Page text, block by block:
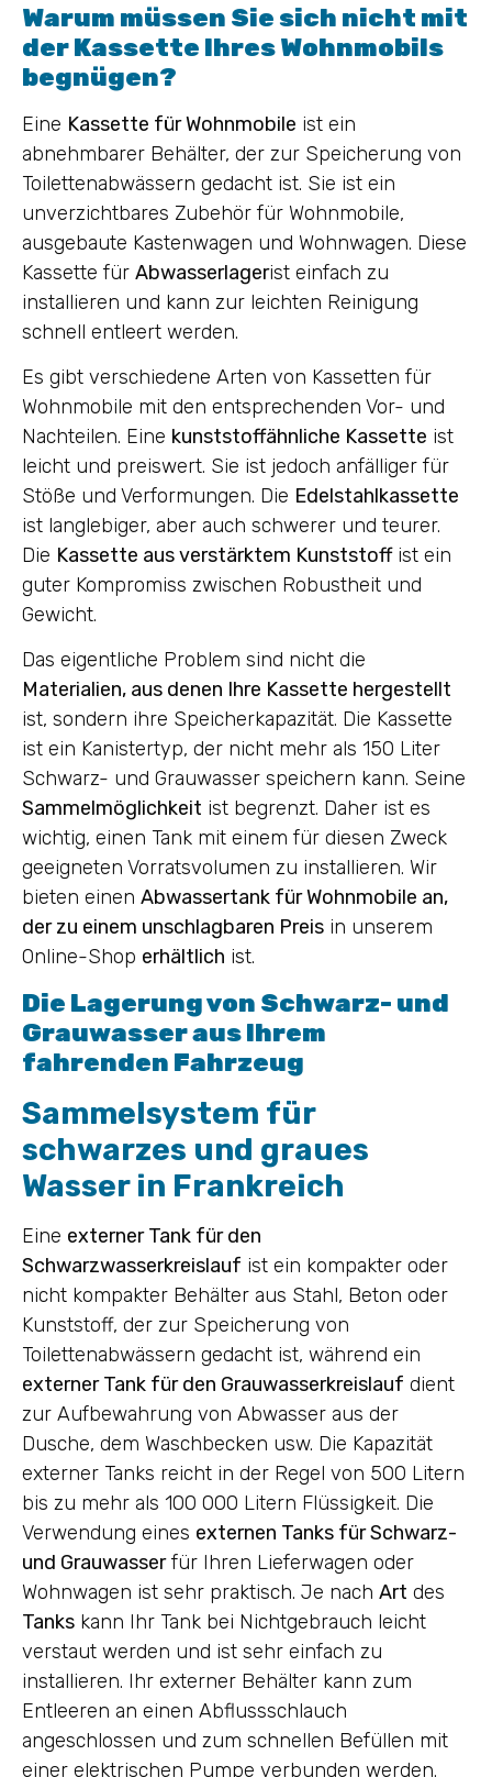
Warum müssen Sie sich nicht mit
der Kassette Ihres Wohnmobils
begnügen?
Eine Kassette für Wohnmobile ist ein
abnehmbarer Behälter, der zur Speicherung von
Toilettenabwässern gedacht ist. Sie ist ein
unverzichtbares Zubehör für Wohnmobile,
ausgebaute Kastenwagen und Wohnwagen. Diese
Kassette für Abwasserlagerist einfach zu
installieren und kann zur leichten Reinigung
schnell entleert werden.
Es gibt verschiedene Arten von Kassetten für
Wohnmobile mit den entsprechenden Vor- und
Nachteilen. Eine kunststoffähnliche Kassette ist
leicht und preiswert. Sie ist jedoch anfälliger für
Stöße und Verformungen. Die Edelstahlkassette
ist langlebiger, aber auch schwerer und teurer.
Die Kassette aus verstärktem Kunststoffist ein
guter Kompromiss zwischen Robustheit und
Gewicht.
Das eigentliche Problem sind nicht die
Materialien, aus denen Ihre Kassette hergestellt
ist, sondern ihre Speicherkapazität. Die Kassette
ist ein Kanistertyp, der nicht mehr als 150 Liter
Schwarz- und Grauwasser speichern kann. Seine
Sammelmöglichkeit ist begrenzt. Daher ist es
wichtig, einen Tank mit einem für diesen Zweck
geeigneten Vorratsvolumen zu installieren. Wir
bieten einen Abwassertank für Wohnmobile an,
der zu einem unschlagbaren Preis in unserem
Online-Shop erhältlich ist.
Die Lagerung von Schwarz- und
Grauwasser aus Ihrem
fahrenden Fahrzeug
Sammelsystem für
schwarzes und graues
Wasser in Frankreich
Eine externer Tank für den
Schwarzwasserkreislauf ist ein kompakter oder
nicht kompakter Behälter aus Stahl, Beton oder
Kunststoff, der zur Speicherung von
Toilettenabwässern gedacht ist, während ein
externer Tank für den Grauwasserkreislauf dient
zur Aufbewahrung von Abwasser aus der
Dusche, dem Waschbecken usw. Die Kapazität
externer Tanks reicht in der Regel von 500 Litern
bis zu mehr als 100 000 Litern Flüssigkeit. Die
Verwendung eines externen Tanks für Schwarz-
und Grauwasserfür Ihren Lieferwagen oder
Wohnwagen ist sehr praktisch. Je nach Art des
Tanks kann Ihr Tank bei Nichtgebrauch leicht
verstaut werden und ist sehr einfach zu
installieren. Ihr externer Behälter kann zum
Entleeren an einen Abflussschlauch
angeschlossen und zum schnellen Befüllen mit
einer elektrischen Pumpe verbunden werden.